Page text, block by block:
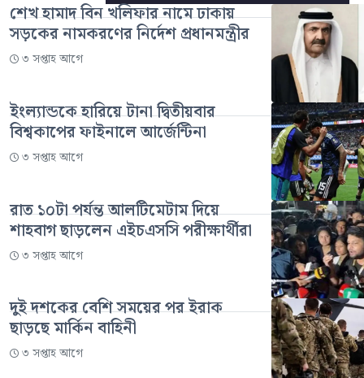
শেখ হামাদ বিন খলিফার নামে ঢাকায়
সড়কের নামকরণের নির্দেশ প্রধানমন্ত্রীর
৩ সপ্তাহ আগে
ইংল্যান্ডকে হারিয়ে টানা দ্বিতীয়বার
বিশ্বকাপের ফাইনালে আর্জেন্টিনা
৩ সপ্তাহ আগে
রাত ১০টা পর্যন্ত আলটিমেটাম দিয়ে
শাহবাগ ছাড়লেন এইচএসসি পরীক্ষার্থীরা
৩ সপ্তাহ আগে
দুই দশকের বেশি সময়ের পর ইরাক
ছাড়ছে মার্কিন বাহিনী
৩ সপ্তাহ আগে